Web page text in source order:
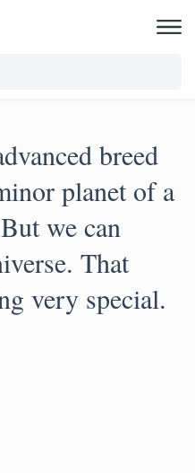
breed
planet of a
we can
That
very special.